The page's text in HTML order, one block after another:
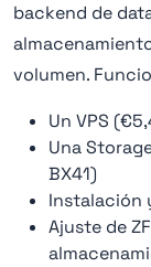
backend de
volumen.
Un VPS
Una
BX41)
Instalación
Ajuste de